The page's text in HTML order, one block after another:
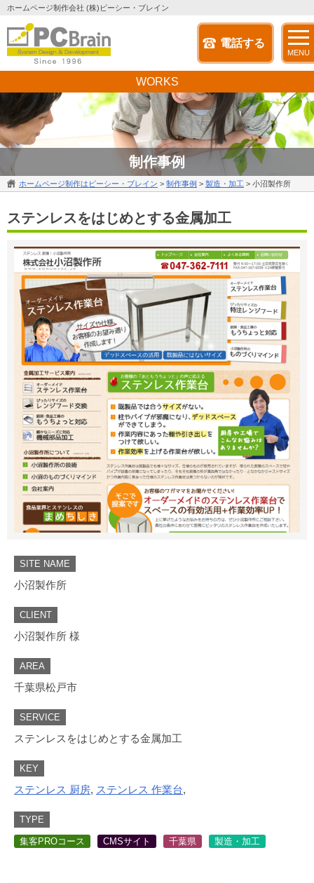
ホームページ制作会社 (株)ピーシー・ブレイン
電話する
MENU
制作事例
WORKS
ホームページ制作はピーシー・ブレイン > 制作事例 > 製造・加工 > 小沼製作所
ステンレスをはじめとする金属加工
SITE NAME
小沼製作所
CLIENT
小沼製作所 様
AREA
千葉県松戸市
SERVICE
ステンレスをはじめとする金属加工
KEY
ステンレス 厨房, ステンレス 作業台,
TYPE
集客PROコース CMSサイト 千葉県 製造・加工